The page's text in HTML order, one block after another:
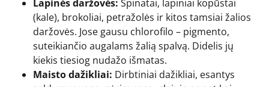
Lapinės daržovės: Špinatai, lapiniai kopūstai
(kale), brokoliai, petražolės ir kitos tamsiai žalios
daržovės. Jose gausu chlorofilo – pigmento,
suteikiančio augalams žalią spalvą. Didelis jų
kiekis tiesiog nudažo išmatas.
Maisto dažikliai: Dirbtiniai dažikliai, esantys